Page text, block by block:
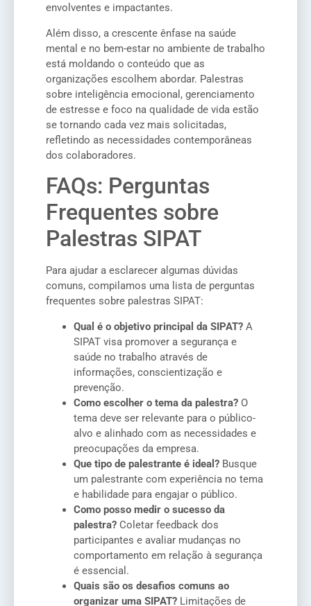
envolventes e impactantes.
Além disso, a crescente ênfase na saúde
mental e no bem-estar no ambiente de trabalho
está moldando o conteúdo que as
organizações escolhem abordar. Palestras
sobre inteligência emocional, gerenciamento
de estresse e foco na qualidade de vida estão
se tornando cada vez mais solicitadas,
refletindo as necessidades contemporâneas
dos colaboradores.
FAQs: Perguntas
Frequentes sobre
Palestras SIPAT
Para ajudar a esclarecer algumas dúvidas
comuns, compilamos uma lista de perguntas
frequentes sobre palestras SIPAT:
Qual é o objetivo principal da SIPAT? A
SIPAT visa promover a segurança e
saúde no trabalho através de
informações, conscientização e
prevenção.
Como escolher o tema da palestra? O
tema deve ser relevante para o público-
alvo e alinhado com as necessidades e
preocupações da empresa.
Que tipo de palestrante é ideal? Busque
um palestrante com experiência no tema
e habilidade para engajar o público.
Como posso medir o sucesso da
palestra? Coletar feedback dos
participantes e avaliar mudanças no
comportamento em relação à segurança
é essencial.
Quais são os desafios comuns ao
organizar uma SIPAT? Limitações de